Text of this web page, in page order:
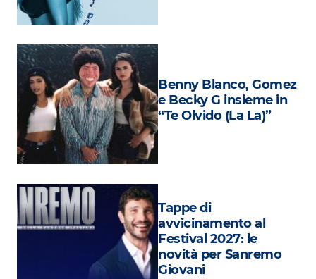
Extra
Eventi
Benny Blanco, Gomez
e Becky G insieme in
“Te Olvido (La La)”
Tappe di
avvicinamento al
Festival 2027: le
novità per Sanremo
Giovani